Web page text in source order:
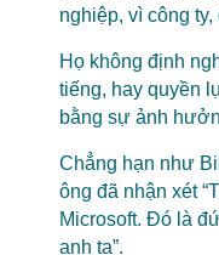
nghiệp, vì công
Họ không định
tiếng, hay quyền
bằng sự ảnh
Chẳng hạn như
ông đã nhận xét
Microsoft. Đó là
anh ta”.